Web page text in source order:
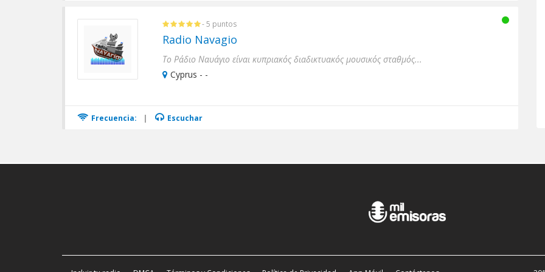
- 5 puntos
Radio Navagio
Το Ράδιο Ναυάγιο είναι κυπριακός διαδικτυακός μουσικός σταθμός...
Cyprus - -
Frecuencia: | Escuchar